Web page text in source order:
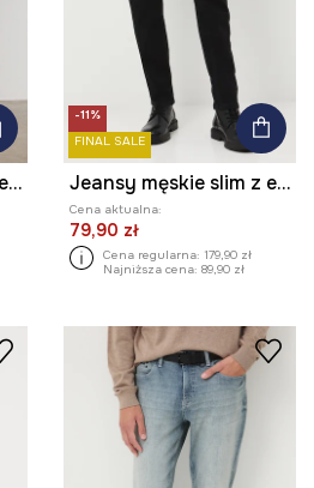
Jeansy męskie slim z efektem sprania
-11%
FINAL SALE
Jeansy męskie slim z efektem sprania
Cena aktualna:
79,90 zł
Cena regularna: 179,90 zł
Najniższa cena: 89,90 zł